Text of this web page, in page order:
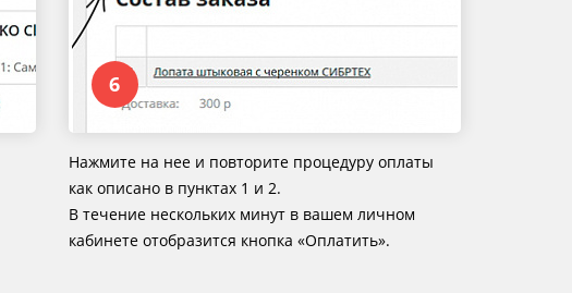
Нажмите на нее и повторите процедуру оплаты
как описано в пунктах 1 и 2.
В течение нескольких минут в вашем личном
кабинете отобразится кнопка «Оплатить».